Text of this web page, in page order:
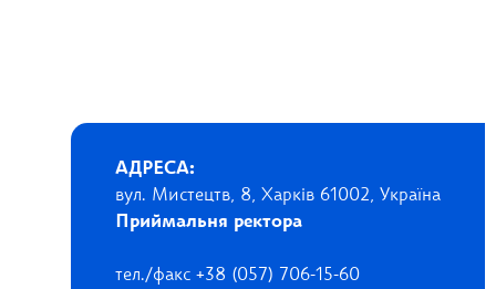
АДРЕСА:
вул. Мистецтв, 8, Харків 61002, Україна
Приймальня ректора
тел./факс +38 (057) 706-15-60